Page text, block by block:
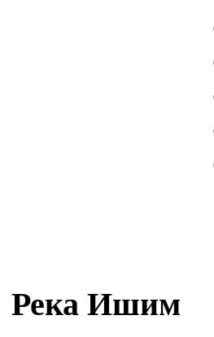
Река Ишим